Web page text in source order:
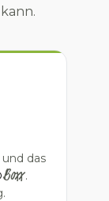
das
Boxx .